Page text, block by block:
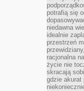
potrafią się
niedawna
idealnie
przestrzeń
racjonalna
życie nie
skracają
gdzie akurat